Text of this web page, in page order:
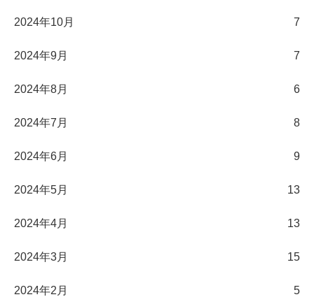
2024年10月 7
2024年9月 7
2024年8月 6
2024年7月 8
2024年6月 9
2024年5月 13
2024年4月 13
2024年3月 15
2024年2月 5